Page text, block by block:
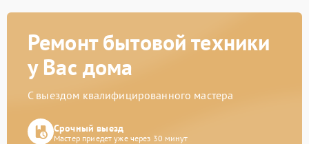
Ремонт бытовой техники
у Вас дома
С выездом квалифицированного мастера
Срочный выезд
Мастер приедет уже через 30 минут